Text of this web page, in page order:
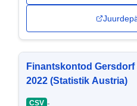
Finantskontod
2022 (Statistik Austria)
CSV -